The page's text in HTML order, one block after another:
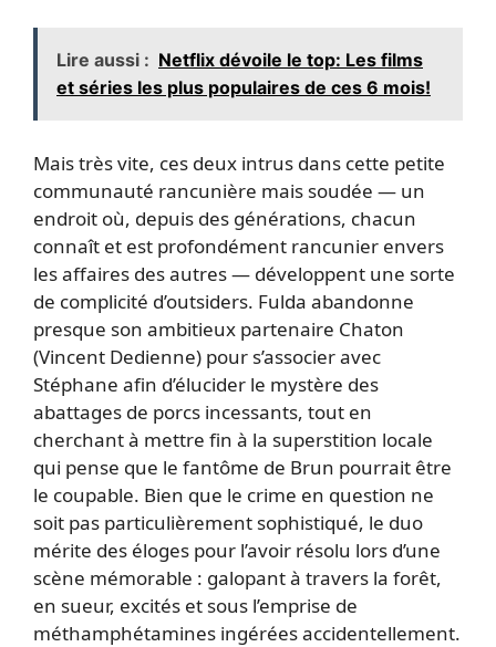
Lire aussi : Netflix dévoile le top: Les films
et séries les plus populaires de ces 6 mois!
Mais très vite, ces deux intrus dans cette petite
communauté rancunière mais soudée — un
endroit où, depuis des générations, chacun
connaît et est profondément rancunier envers
les affaires des autres — développent une sorte
de complicité d’outsiders. Fulda abandonne
presque son ambitieux partenaire Chaton
(Vincent Dedienne) pour s’associer avec
Stéphane afin d’élucider le mystère des
abattages de porcs incessants, tout en
cherchant à mettre fin à la superstition locale
qui pense que le fantôme de Brun pourrait être
le coupable. Bien que le crime en question ne
soit pas particulièrement sophistiqué, le duo
mérite des éloges pour l’avoir résolu lors d’une
scène mémorable : galopant à travers la forêt,
en sueur, excités et sous l’emprise de
méthamphétamines ingérées accidentellement.